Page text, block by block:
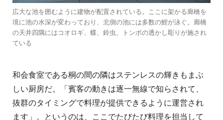
広大な池を囲むように建物が配置されている。ここに架かる廊橋を
境に池の水深が変わっており、北側の池には多数の鯉が泳ぐ。廊橋
の天井四隅にはコオロギ、蝶、鈴虫、トンボの透かし彫りが施され
ている
和会食室である桐の間の隣はステンレスの輝きもまぶ
しい厨房だ。「賓客の動きは逐一無線で知らされて、
抜群のタイミングで料理が提供できるように運営され
ます」。というのは、ここでたびたび料理を担当して